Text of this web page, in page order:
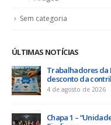
Sem categoria
ÚLTIMAS NOTÍCIAS
Trabalhadores da
desconto da
4 de agosto de 2026
Chapa 1 –